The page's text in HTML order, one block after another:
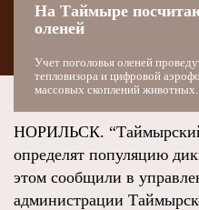
На Таймыре
оленей
Учет поголовья оленей
тепловизора и цифровой
массовых скоплений животных.
НОРИЛЬСК.
определят популяцию
этом сообщили в
администрации